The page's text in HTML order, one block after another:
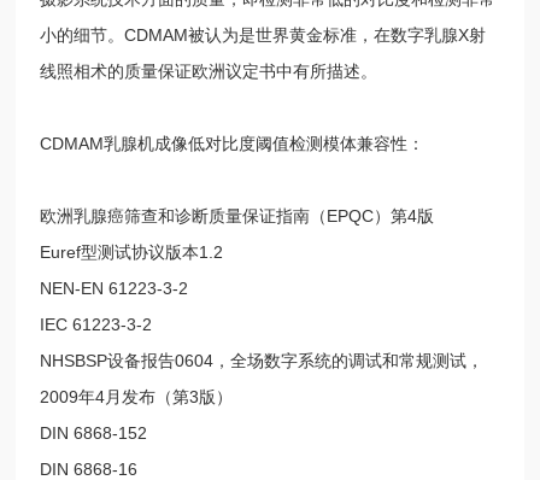
小的细节。CDMAM被认为是世界黄金标准，在数字乳腺X射
线照相术的质量保证欧洲议定书中有所描述。
CDMAM乳腺机成像低对比度阈值检测模体兼容性：
欧洲乳腺癌筛查和诊断质量保证指南（EPQC）第4版
Euref型测试协议版本1.2
NEN-EN 61223-3-2
IEC 61223-3-2
NHSBSP设备报告0604，全场数字系统的调试和常规测试，
2009年4月发布（第3版）
DIN 6868-152
DIN 6868-16